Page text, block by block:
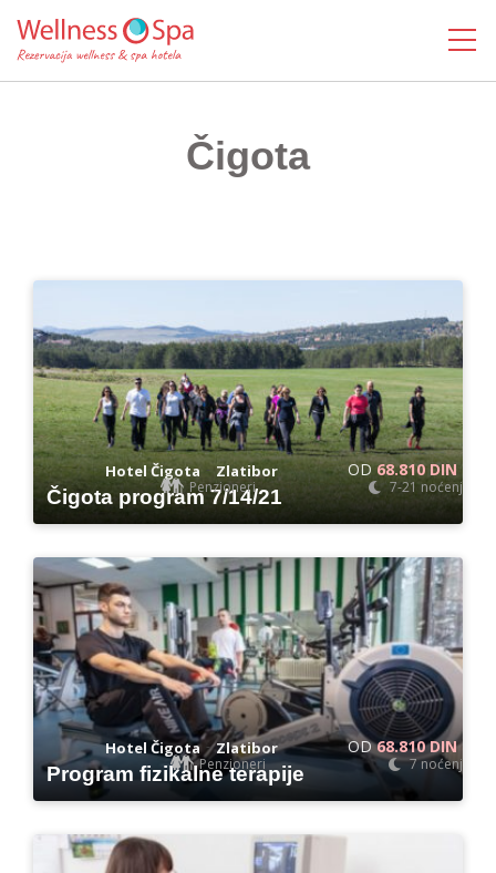
Čigota
Hotel Čigota - Zlatibor
Čigota program 7/14/21
OD68.810 DIN
Penzioneri 7-21 noćenje
Hotel Čigota - Zlatibor
Program fizikalne terapije
OD68.810 DIN
Penzioneri 7 noćenja